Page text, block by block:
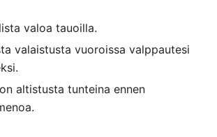
valoa tauoilla.
valaistusta vuoroissa valppautesi
altistusta tunteina ennen